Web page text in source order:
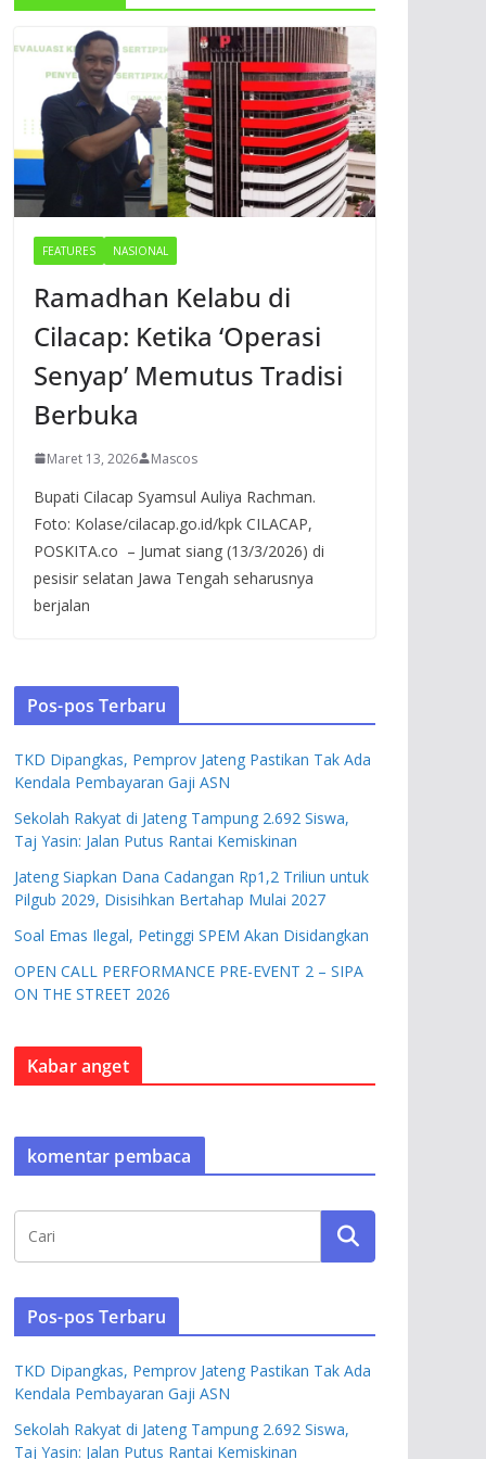
FEATURES NASIONAL
Ramadhan Kelabu di
Cilacap: Ketika ‘Operasi
Senyap’ Memutus Tradisi
Berbuka
Maret 13, 2026 Mascos
Bupati Cilacap Syamsul Auliya Rachman.
Foto: Kolase/cilacap.go.id/kpk CILACAP,
POSKITA.co – Jumat siang (13/3/2026) di
pesisir selatan Jawa Tengah seharusnya
berjalan
Pos-pos Terbaru
TKD Dipangkas, Pemprov Jateng Pastikan Tak Ada
Kendala Pembayaran Gaji ASN
Sekolah Rakyat di Jateng Tampung 2.692 Siswa,
Taj Yasin: Jalan Putus Rantai Kemiskinan
Jateng Siapkan Dana Cadangan Rp1,2 Triliun untuk
Pilgub 2029, Disisihkan Bertahap Mulai 2027
Soal Emas Ilegal, Petinggi SPEM Akan Disidangkan
OPEN CALL PERFORMANCE PRE-EVENT 2 – SIPA
ON THE STREET 2026
Kabar anget
komentar pembaca
Pos-pos Terbaru
TKD Dipangkas, Pemprov Jateng Pastikan Tak Ada
Kendala Pembayaran Gaji ASN
Sekolah Rakyat di Jateng Tampung 2.692 Siswa,
Taj Yasin: Jalan Putus Rantai Kemiskinan